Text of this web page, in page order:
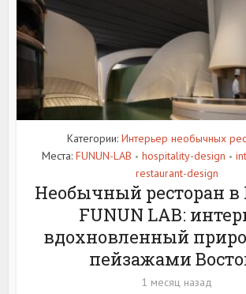
Категории: Интерьер необычных
Места: FUNUN-LAB • hospitality-design •
restaurant-design
Необычный ресторан в
FUNUN LAB:
вдохновленный
пейзажами
1 месяц назад